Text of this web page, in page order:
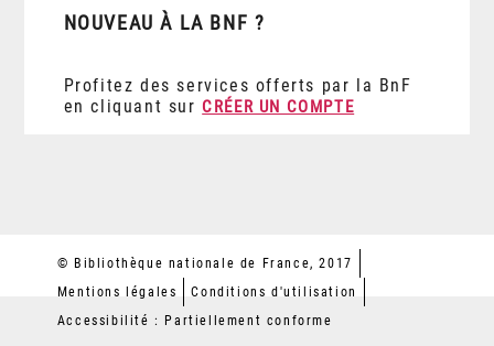
NOUVEAU À LA BNF ?
Profitez des services offerts par la BnF
en cliquant sur CRÉER UN COMPTE
© Bibliothèque nationale de France, 2017
Mentions légales
Conditions d'utilisation
Accessibilité : Partiellement conforme